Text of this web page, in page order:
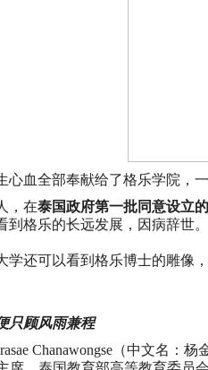
心血全部奉献给了格乐学院，
，在泰国政府第一批同意设立
到格乐的长远发展，因病辞世。
学还可以看到格乐博士的雕像
只顾风雨兼程
Chanawongse（中文名：